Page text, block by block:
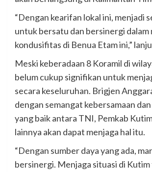
“Dengan kearifan lokal ini, menjadi
untuk bersatu dan bersinergi dalam
kondusifitas di Benua Etam ini,”
Meski keberadaan 8 Koramil di
belum cukup signifikan untuk
secara keseluruhan. Brigjen
dengan semangat kebersamaan
yang baik antara TNI, Pemkab
lainnya akan dapat menjaga hal itu.
“Dengan sumber daya yang ada,
bersinergi. Menjaga situasi di